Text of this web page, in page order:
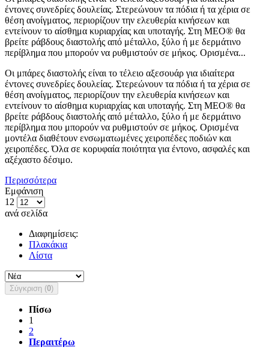
έντονες συνεδρίες δουλείας. Στερεώνουν τα πόδια ή τα χέρια σε
θέση ανοίγματος, περιορίζουν την ελευθερία κινήσεων και
εντείνουν το αίσθημα κυριαρχίας και υποταγής. Στη MEO® θα
βρείτε ράβδους διαστολής από μέταλλο, ξύλο ή με δερμάτινο
περίβλημα που μπορούν να ρυθμιστούν σε μήκος. Ορισμένα...
Οι μπάρες διαστολής είναι το τέλειο αξεσουάρ για ιδιαίτερα
έντονες συνεδρίες δουλείας. Στερεώνουν τα πόδια ή τα χέρια σε
θέση ανοίγματος, περιορίζουν την ελευθερία κινήσεων και
εντείνουν το αίσθημα κυριαρχίας και υποταγής. Στη MEO® θα
βρείτε ράβδους διαστολής από μέταλλο, ξύλο ή με δερμάτινο
περίβλημα που μπορούν να ρυθμιστούν σε μήκος. Ορισμένα
μοντέλα διαθέτουν ενσωματωμένες χειροπέδες ποδιών και
χειροπέδες. Όλα σε κορυφαία ποιότητα για έντονο, ασφαλές και
αξέχαστο δέσιμο.
Περισσότερα
Εμφάνιση
12
ανά σελίδα
Διαφημίσεις:
Πλακάκια
Λίστα
Σύγκριση (0)
Πίσω
1
2
Περαιτέρω